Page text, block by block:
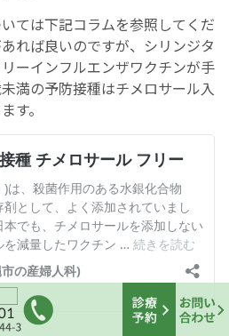
ては下記コラムを参照してくだ
れば良いのですが、シリンジタ
ーインフルエンザワクチンが手
満の予防接種はチメロサール入
す。